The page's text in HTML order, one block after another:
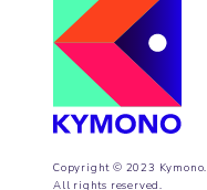
Copyright © 2023 Kymono.
All rights reserved.